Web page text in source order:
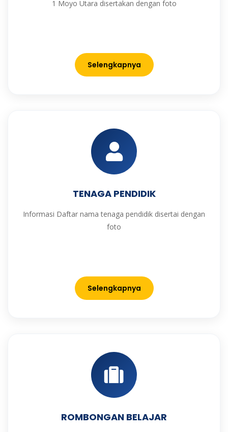
1 Moyo Utara disertakan dengan foto
Selengkapnya
TENAGA PENDIDIK
Informasi Daftar nama tenaga pendidik disertai dengan
foto
Selengkapnya
ROMBONGAN BELAJAR